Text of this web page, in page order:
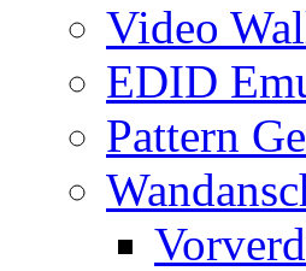
Video
EDID
Pattern